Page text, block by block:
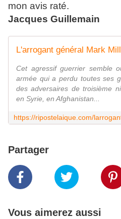
mon avis raté.
Jacques Guillemain
Cet agressif guerrier semble
armée qui a perdu toutes ses
des adversaires de troisième
en Syrie, en Afghanistan...
Partager
Vous aimerez aussi